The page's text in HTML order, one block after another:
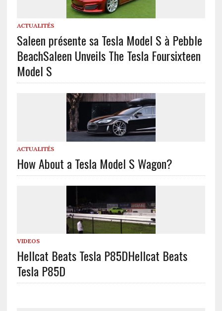
ACTUALITÉS
Saleen présente sa Tesla Model S à Pebble
BeachSaleen Unveils The Tesla Foursixteen
Model S
ACTUALITÉS
How About a Tesla Model S Wagon?
VIDEOS
Hellcat Beats Tesla P85DHellcat Beats
Tesla P85D